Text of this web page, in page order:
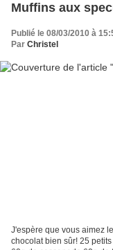
Muffins aux
Publié le 08/03/2010 à
Par Christel
J'espère que vous aimez
chocolat bien sûr! 25